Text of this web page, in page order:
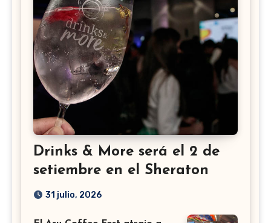
Drinks & More será el 2 de
setiembre en el Sheraton
31 julio, 2026